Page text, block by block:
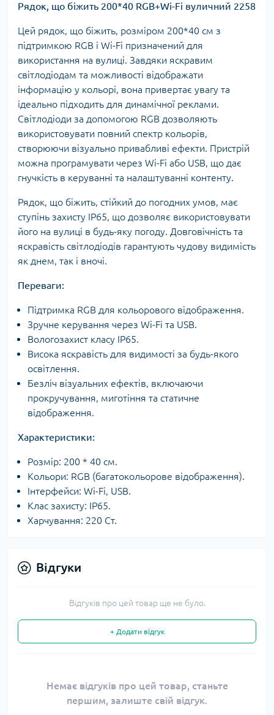
Рядок, що біжить 200*40 RGB+Wi-Fi вуличний 2258
Цей рядок, що біжить, розміром 200*40 см з
підтримкою RGB і Wi-Fi призначений для
використання на вулиці. Завдяки яскравим
світлодіодам та можливості відображати
інформацію у кольорі, вона привертає увагу та
ідеально підходить для динамічної реклами.
Світлодіоди за допомогою RGB дозволяють
використовувати повний спектр кольорів,
створюючи візуально привабливі ефекти. Пристрій
можна програмувати через Wi-Fi або USB, що дає
гнучкість в керуванні та налаштуванні контенту.
Рядок, що біжить, стійкий до погодних умов, має
ступінь захисту IP65, що дозволяє використовувати
його на вулиці в будь-яку погоду. Довговічність та
яскравість світлодіодів гарантують чудову видимість
як днем, так і вночі.
Переваги:
Підтримка RGB для кольорового відображення.
Зручне керування через Wi-Fi та USB.
Вологозахист класу IP65.
Висока яскравість для видимості за будь-якого
освітлення.
Безліч візуальних ефектів, включаючи
прокручування, миготіння та статичне
відображення.
Характеристики:
Розмір: 200 * 40 см.
Кольори: RGB (багатокольорове відображення).
Інтерфейси: Wi-Fi, USB.
Клас захисту: IP65.
Харчування: 220 Ст.
Відгуки
Відгуків про цей товар ще не було.
+ Додати відгук
Немає відгуків про цей товар, станьте
першим, залиште свій відгук.